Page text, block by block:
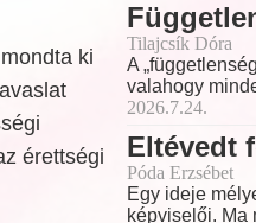
ki
érettségi
Tilajcsík Dóra
A
valahogy
2026.7.24.
Eltévedt
Póda Erzsébet
Egy ideje
képviselői. Ma